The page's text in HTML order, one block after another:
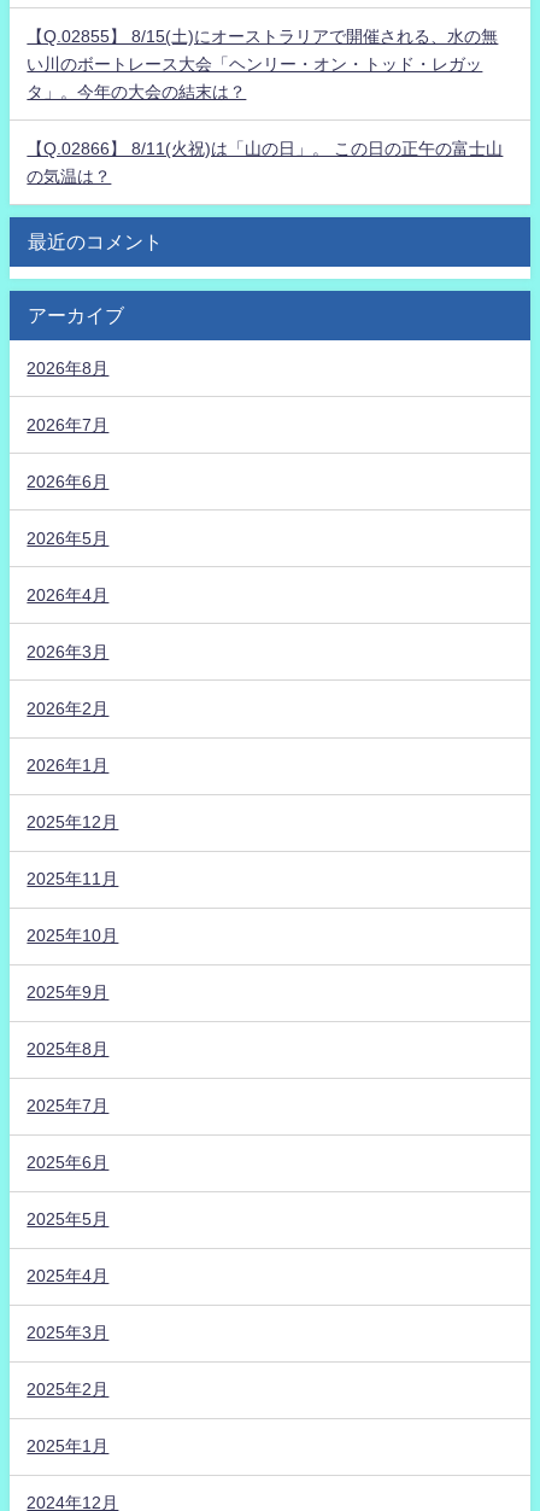
【Q.02855】 8/15(土)にオーストラリアで開催される、水の無
い川のボートレース大会「ヘンリー・オン・トッド・レガッ
タ」。今年の大会の結末は？
【Q.02866】 8/11(火祝)は「山の日」。 この日の正午の富士山
の気温は？
最近のコメント
アーカイブ
2026年8月
2026年7月
2026年6月
2026年5月
2026年4月
2026年3月
2026年2月
2026年1月
2025年12月
2025年11月
2025年10月
2025年9月
2025年8月
2025年7月
2025年6月
2025年5月
2025年4月
2025年3月
2025年2月
2025年1月
2024年12月